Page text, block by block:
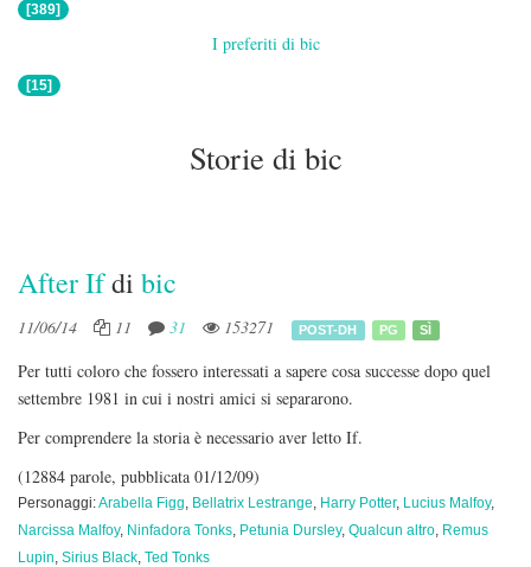
[389]
I preferiti di bic
[15]
Storie di bic
After Ifdi bic
11/06/14 11 31 153271 POST-DH PG SÌ
Per tutti coloro che fossero interessati a sapere cosa successe dopo quel
settembre 1981 in cui i nostri amici si separarono.
Per comprendere la storia è necessario aver letto If.
(12884 parole, pubblicata 01/12/09)
Personaggi:Arabella Figg, Bellatrix Lestrange, Harry Potter, Lucius Malfoy,
Narcissa Malfoy, Ninfadora Tonks, Petunia Dursley, Qualcun altro, Remus
Lupin, Sirius Black, Ted Tonks